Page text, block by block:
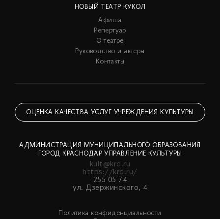
НОВЫЙ ТЕАТР КУКОЛ
Афиша
Репертуар
О театре
Руководство и актеры
Контакты
ОЦЕНКА КАЧЕСТВА УСЛУГ УЧРЕЖДЕНИЯ КУЛЬТУРЫ
АДМИНИСТРАЦИЯ МУНИЦИПАЛЬНОГО ОБРАЗОВАНИЯ
ГОРОД КРАСНОДАР УПРАВЛЕНИЕ КУЛЬТУРЫ
kult@krd.ru
https://krd.ru/
255 05 74
ул. Дзержинского, 4
Политика конфиденциальности